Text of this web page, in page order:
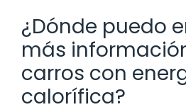
¿Dónde puedo
más
carros con
calorífica?